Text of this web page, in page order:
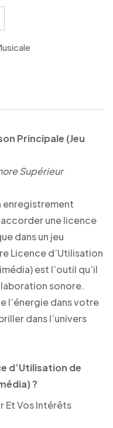
Principale (Jeu
Supérieur
enregistrement
une licence
dans un jeu
Licence d’Utilisation
est l’outil qu’il
sonore.
l’énergie dans votre
dans l’univers
d’Utilisation de
?
Et Vos Intérêts